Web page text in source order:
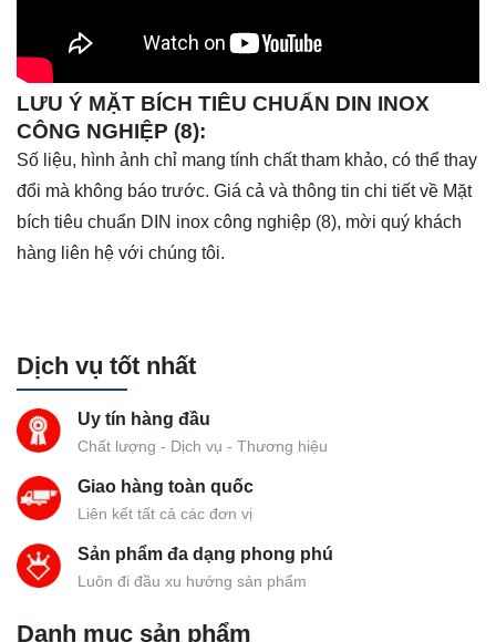
LƯU Ý MẶT BÍCH TIÊU CHUẨN DIN INOX
CÔNG NGHIỆP (8):
Số liệu, hình ảnh chỉ mang tính chất tham khảo, có thể thay
đổi mà không báo trước. Giá cả và thông tin chi tiết về Mặt
bích tiêu chuẩn DIN inox công nghiệp (8), mời quý khách
hàng liên hệ với chúng tôi.
Dịch vụ tốt nhất
Uy tín hàng đầu
Chất lượng - Dịch vụ - Thương hiệu
Giao hàng toàn quốc
Liên kết tất cả các đơn vị
Sản phẩm đa dạng phong phú
Luôn đi đầu xu hướng sản phẩm
Danh mục sản phẩm